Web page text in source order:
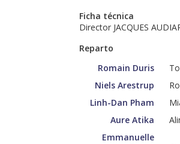
Ficha técnica
Director JACQUES
Reparto
Romain Duris
Niels Arestrup
Linh-Dan Pham
Aure Atika
Emmanuelle